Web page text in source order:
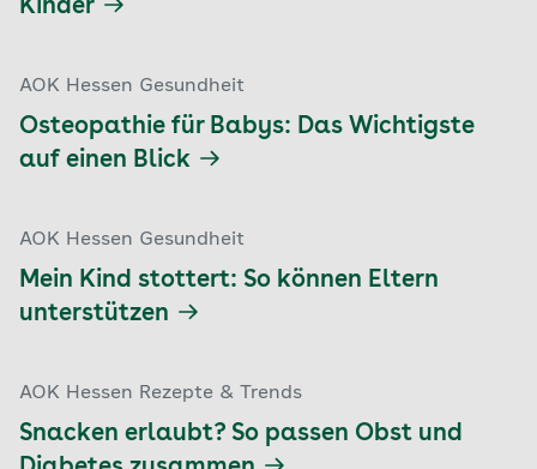
Kinder
AOK Hessen Gesundheit
Osteopathie für Babys: Das Wichtigste
auf einen Blick
AOK Hessen Gesundheit
Mein Kind stottert: So können Eltern
unterstützen
AOK Hessen Rezepte & Trends
Snacken erlaubt? So passen Obst und